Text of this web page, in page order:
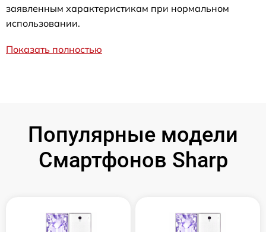
заявленным характеристикам при нормальном
использовании.
Показать полностью
Популярные модели
Смартфонов Sharp